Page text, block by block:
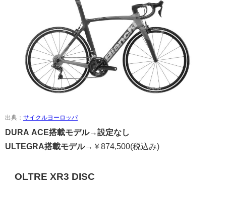
出典： サイクルヨーロッパ
DURA ACE搭載モデル→設定なし
ULTEGRA搭載モデル→ ￥874,500(税込み)
OLTRE XR3 DISC